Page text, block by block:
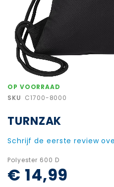
OP VOORRAAD
SKU C1700-8000
TURNZAK
Schrijf de eerste review
Polyester 600 D
€ 14,99
Ga
naar
van
afbeeldingen-